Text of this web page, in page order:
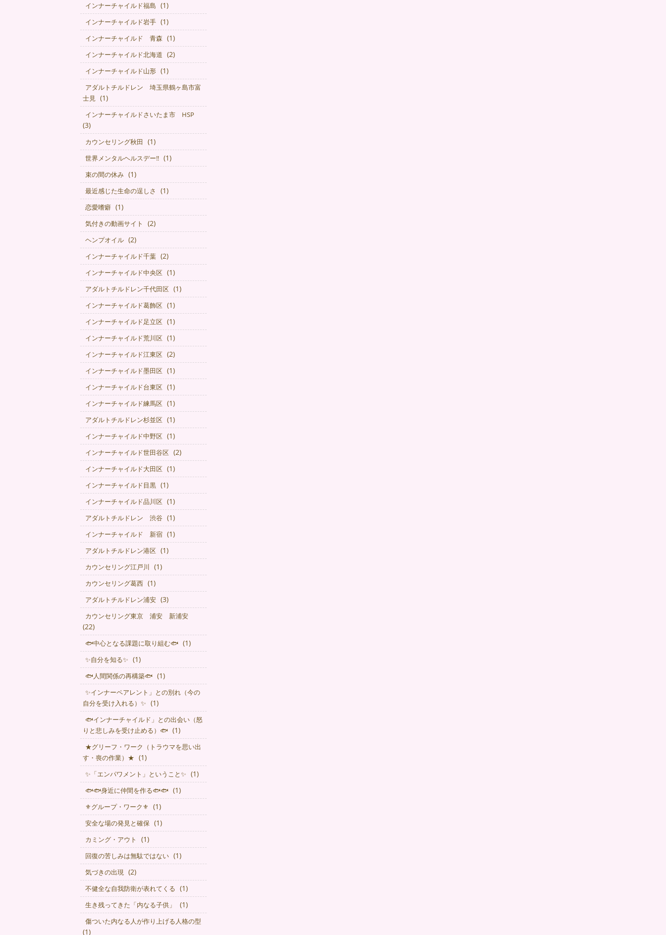
インナーチャイルド福島 (1)
インナーチャイルド岩手 (1)
インナーチャイルド 青森 (1)
インナーチャイルド北海道 (2)
インナーチャイルド山形 (1)
アダルトチルドレン 埼玉県鶴ヶ島市富
士見 (1)
インナーチャイルドさいたま市 HSP
(3)
カウンセリング秋田 (1)
世界メンタルヘルスデー‼️ (1)
束の間の休み (1)
最近感じた生命の逞しさ (1)
恋愛嗜癖 (1)
気付きの動画サイト (2)
ヘンプオイル (2)
インナーチャイルド千葉 (2)
インナーチャイルド中央区 (1)
アダルトチルドレン千代田区 (1)
インナーチャイルド葛飾区 (1)
インナーチャイルド足立区 (1)
インナーチャイルド荒川区 (1)
インナーチャイルド江東区 (2)
インナーチャイルド墨田区 (1)
インナーチャイルド台東区 (1)
インナーチャイルド練馬区 (1)
アダルトチルドレン杉並区 (1)
インナーチャイルド中野区 (1)
インナーチャイルド世田谷区 (2)
インナーチャイルド大田区 (1)
インナーチャイルド目黒 (1)
インナーチャイルド品川区 (1)
アダルトチルドレン 渋谷 (1)
インナーチャイルド 新宿 (1)
アダルトチルドレン港区 (1)
カウンセリング江戸川 (1)
カウンセリング葛西 (1)
アダルトチルドレン浦安 (3)
カウンセリング東京 浦安 新浦安
(22)
🐟中心となる課題に取り組む🐟 (1)
✨自分を知る✨ (1)
🐟人間関係の再構築🐟 (1)
✨インナーペアレント」との別れ（今の
自分を受け入れる）✨ (1)
🐟インナーチャイルド」との出会い（怒
りと悲しみを受け止める）🐟 (1)
★グリーフ・ワーク（トラウマを思い出
す・喪の作業）★ (1)
✨「エンパワメント」ということ✨ (1)
🐟🐟身近に仲間を作る🐟🐟 (1)
⚜グループ・ワーク⚜ (1)
安全な場の発見と確保 (1)
カミング・アウト (1)
回復の苦しみは無駄ではない (1)
気づきの出現 (2)
不健全な自我防衛が表れてくる (1)
生き残ってきた「内なる子供」 (1)
傷ついた内なる人が作り上げる人格の型
(1)